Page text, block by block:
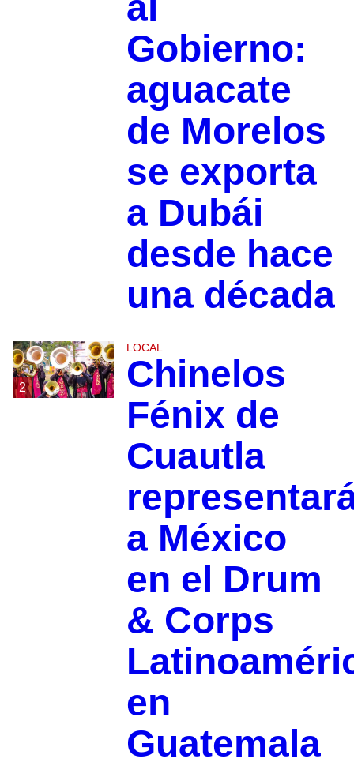
Gobierno:
aguacate
de Morelos
se exporta
a Dubái
desde hace
una década
2
LOCAL
Chinelos
Fénix de
Cuautla
a México
en el Drum
& Corps
en
Guatemala